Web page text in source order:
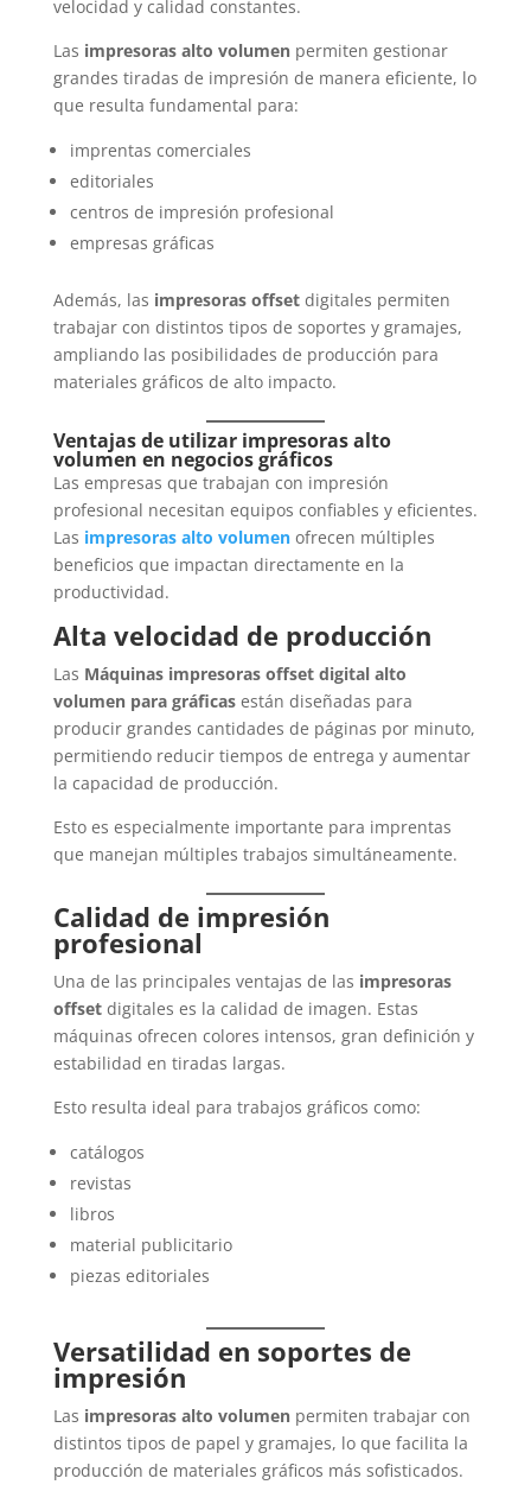
velocidad y calidad constantes.
Las impresoras alto volumenpermiten gestionar
grandes tiradas de impresión de manera eficiente, lo
que resulta fundamental para:
imprentas comerciales
editoriales
centros de impresión profesional
empresas gráficas
Además, las impresoras offsetdigitales permiten
trabajar con distintos tipos de soportes y gramajes,
ampliando las posibilidades de producción para
materiales gráficos de alto impacto.
Ventajas de utilizar impresoras alto
volumen en negocios gráficos
Las empresas que trabajan con impresión
profesional necesitan equipos confiables y eficientes.
Las impresoras alto volumenofrecen múltiples
beneficios que impactan directamente en la
productividad.
Alta velocidad de producción
Las Máquinas impresoras offset digital alto
volumen para gráficasestán diseñadas para
producir grandes cantidades de páginas por minuto,
permitiendo reducir tiempos de entrega y aumentar
la capacidad de producción.
Esto es especialmente importante para imprentas
que manejan múltiples trabajos simultáneamente.
Calidad de impresión
profesional
Una de las principales ventajas de las impresoras
offsetdigitales es la calidad de imagen. Estas
máquinas ofrecen colores intensos, gran definición y
estabilidad en tiradas largas.
Esto resulta ideal para trabajos gráficos como:
catálogos
revistas
libros
material publicitario
piezas editoriales
Versatilidad en soportes de
impresión
Las impresoras alto volumenpermiten trabajar con
distintos tipos de papel y gramajes, lo que facilita la
producción de materiales gráficos más sofisticados.